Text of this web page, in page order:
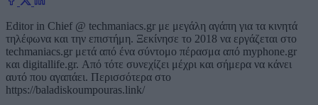
Editor in Chief @ techmaniacs.gr με μεγάλη αγάπη για τα κινητά
τηλέφωνα και την επιστήμη. Ξεκίνησε το 2018 να εργάζεται στο
techmaniacs.gr μετά από ένα σύντομο πέρασμα από myphone.gr
και digitallife.gr. Από τότε συνεχίζει μέχρι και σήμερα να κάνει
αυτό που αγαπάει. Περισσότερα στο
https://baladiskoumpouras.link/